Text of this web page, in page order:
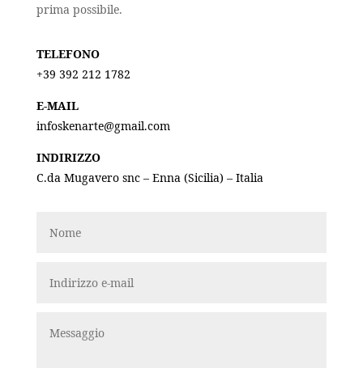
prima possibile.
TELEFONO
+39 392 212 1782
E-MAIL
infoskenarte@gmail.com
INDIRIZZO
C.da Mugavero snc – Enna (Sicilia) – Italia